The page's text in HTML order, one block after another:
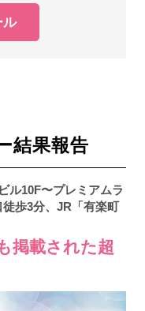
ル
結果報告
ル10F〜プレミアムラ
歩3分、JR「有楽町
掲載された超